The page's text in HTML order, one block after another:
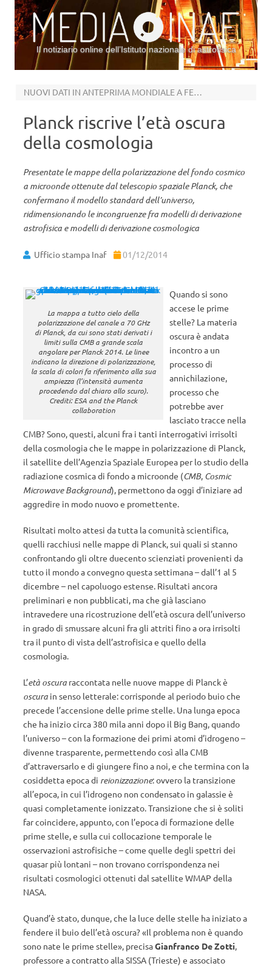
Il notiziario online dell’Istituto nazionale di astrofisica
NUOVI DATI IN ANTEPRIMA MONDIALE A FERRARA
Planck riscrive l’età oscura
della cosmologia
Presentate le mappe della polarizzazione del fondo cosmico
a microonde ottenute dal telescopio spaziale Planck, che
confermano il modello standard dell’universo,
ridimensionando le incongruenze fra modelli di derivazione
astrofisica e modelli di derivazione cosmologica
Ufficio stampa Inaf 01/12/2014
La mappa a tutto cielo della
polarizzazione del canale a 70 GHz
di Planck, da cui sono stati derivati i
limiti sulla CMB a grande scala
angolare per Planck 2014. Le linee
indicano la direzione di polarizzazione,
la scala di colori fa riferimento alla sua
ampiezza (l’intensità aumenta
procedendo dal chiaro allo scuro).
Crediti: ESA and the Planck
collaboration
Quando si sono
accese le prime
stelle? La materia
oscura è andata
incontro a un
processo di
annichilazione,
processo che
potrebbe aver
lasciato tracce nella
CMB? Sono, questi, alcuni fra i tanti interrogativi irrisolti
della cosmologia che le mappe in polarizzazione di Planck,
il satellite dell’Agenzia Spaziale Europea per lo studio della
radiazione cosmica di fondo a microonde (CMB, Cosmic
Microwave Background), permettono da oggi d’iniziare ad
aggredire in modo nuovo e promettente.
Risultati molto attesi da tutta la comunità scientifica,
quelli racchiusi nelle mappe di Planck, sui quali si stanno
confrontando gli oltre duecento scienziati provenienti da
tutto il mondo a convegno questa settimana – dall’1 al 5
dicembre – nel capoluogo estense. Risultati ancora
preliminari e non pubblicati, ma che già lasciano
intravedere una ricostruzione dell’età oscura dell’universo
in grado di smussare alcuni fra gli attriti fino a ora irrisolti
tra il punto di vista dell’astrofisica e quello della
cosmologia.
L’età oscura raccontata nelle nuove mappe di Planck è
oscura in senso letterale: corrisponde al periodo buio che
precede l’accensione delle prime stelle. Una lunga epoca
che ha inizio circa 380 mila anni dopo il Big Bang, quando
l’universo – con la formazione dei primi atomi d’idrogeno –
divenne trasparente, permettendo così alla CMB
d’attraversarlo e di giungere fino a noi, e che termina con la
cosiddetta epoca di reionizzazione: ovvero la transizione
all’epoca, in cui l’idrogeno non condensato in galassie è
quasi completamente ionizzato. Transizione che si è soliti
far coincidere, appunto, con l’epoca di formazione delle
prime stelle, e sulla cui collocazione temporale le
osservazioni astrofisiche – come quelle degli spettri dei
quasar più lontani – non trovano corrispondenza nei
risultati cosmologici ottenuti dal satellite WMAP della
NASA.
Quand’è stato, dunque, che la luce delle stelle ha iniziato a
fendere il buio dell’età oscura? «Il problema non è quando
sono nate le prime stelle», precisaGianfranco De Zotti,
professore a contratto alla SISSA (Trieste) e associato